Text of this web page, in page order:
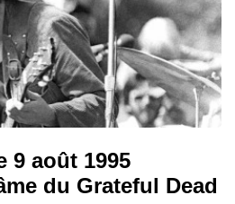
9 août 1995
du Grateful Dead